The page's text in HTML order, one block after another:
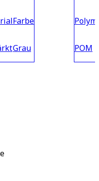
Farbe
Grau POM